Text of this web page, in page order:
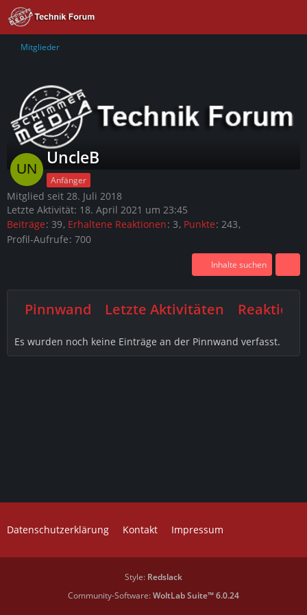
Mitglieder
UncleB
Anfänger
Mitglied seit 28. Juli 2018
Letzte Aktivität: 18. April 2021 um 23:45
Beiträge 39 Erhaltene Reaktionen 3 Punkte 243
Profil-Aufrufe 700
Inhalte suchen
Pinnwand Letzte Aktivitäten
Es wurden noch keine Einträge an der Pinnwand verfasst.
Datenschutzerklärung Kontakt Impressum
Style: Redslack
Community-Software:WoltLab Suite™ 6.0.24